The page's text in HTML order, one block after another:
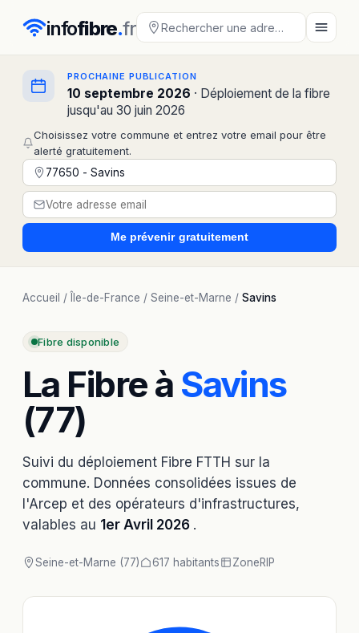
infofibre.fr
PROCHAINE PUBLICATION
10 septembre 2026 · Déploiement de la fibre
jusqu'au 30 juin 2026
Choisissez votre commune et entrez votre email pour être
alerté gratuitement.
Me prévenir gratuitement
Accueil / Île-de-France / Seine-et-Marne / Savins
Fibre disponible
La Fibre à Savins
(77)
Suivi du déploiement Fibre FTTH sur la
commune. Données consolidées issues de
l'Arcep et des opérateurs d'infrastructures,
valables au 1er Avril 2026 .
Seine-et-Marne (77) 617 habitants ZoneRIP